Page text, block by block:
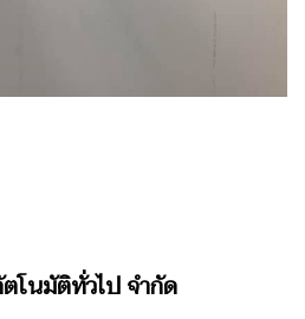
โนมัติทั่วไป จำกัด